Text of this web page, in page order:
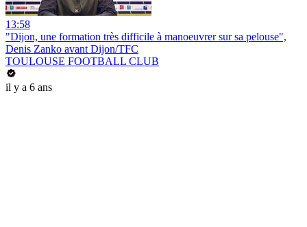
13:58
"Dijon, une formation très difficile à manoeuvrer sur sa pelouse",
Denis Zanko avant Dijon/TFC
TOULOUSE FOOTBALL CLUB
il y a 6 ans